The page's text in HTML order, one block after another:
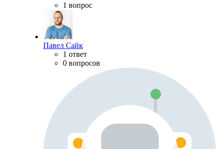
1 вопрос
Павел Сайк
1 ответ
0 вопросов